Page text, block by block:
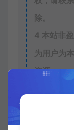
除。
4 本站非
为用户为
资源
本站一